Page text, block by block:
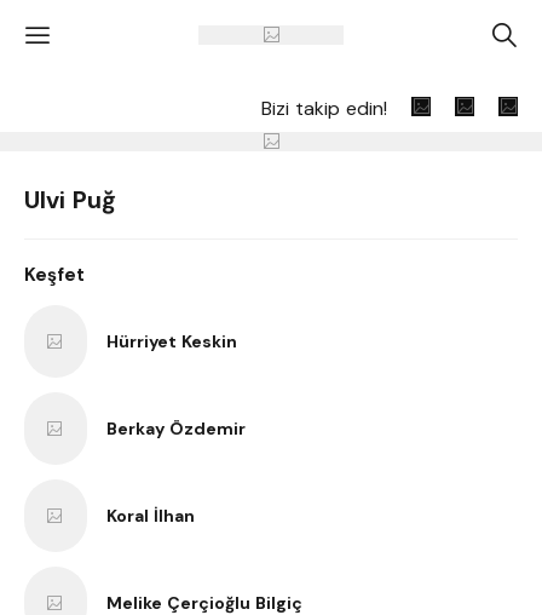
' A
Bizi takip edin!
Ulvi Puğ
Keşfet
Hürriyet Keskin
Berkay Özdemir
Koral İlhan
Melike Çerçioğlu Bilgiç